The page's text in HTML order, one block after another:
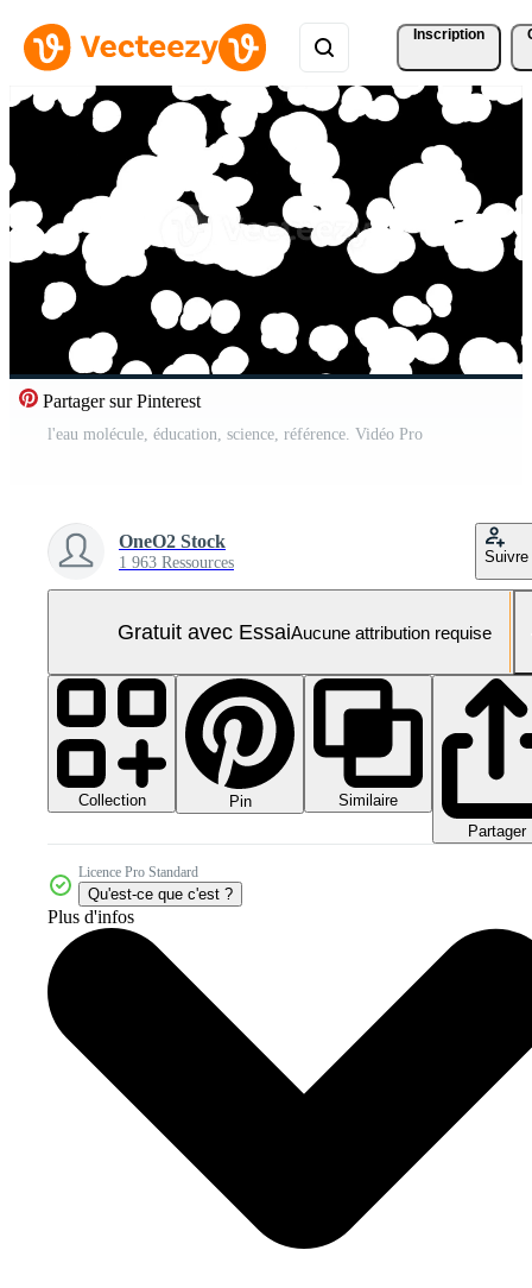
Inscription
Partager sur Pinterest
l'eau molécule, éducation, science, référence. Vidéo Pro
OneO2 Stock
1 963 Ressources Suivre
Gratuit avec EssaiAucune attribution requise
Collection Pin
Similaire
Partager
Licence Pro Standard
Qu'est-ce que c'est ?
Plus d'infos